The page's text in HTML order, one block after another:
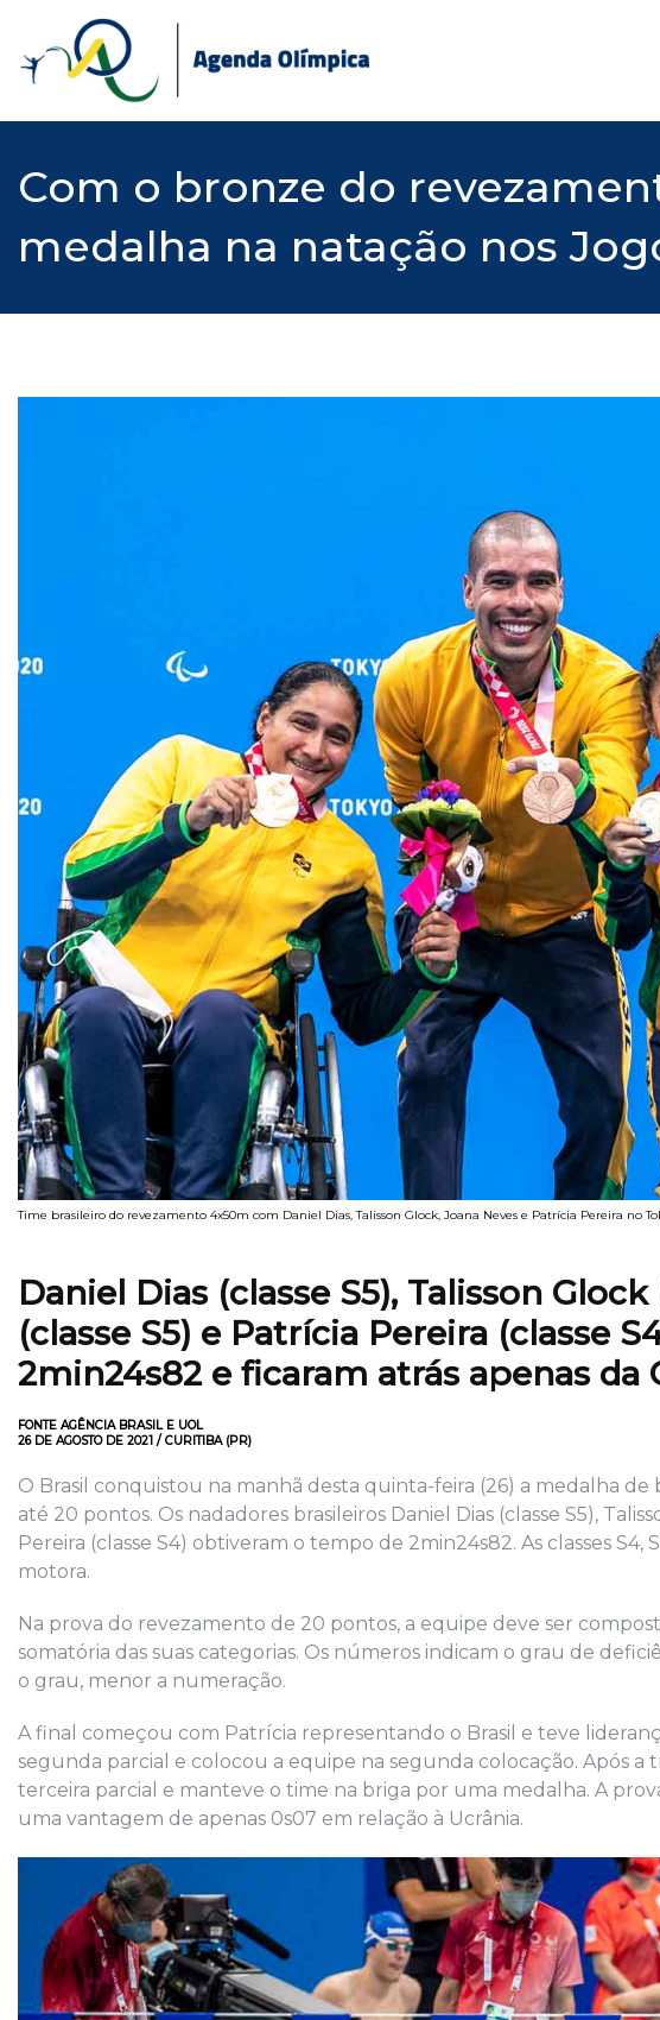
content
Com o bronze do
medalha na natação nos
Time brasileiro do revezamento 4x50m com Daniel Dias, Talisson Glock, Joana Neves e Patrícia Pereira no
Daniel Dias (classe S5), Talisson
(classe S5) e Patrícia Pereira (classe
2min24s82 e ficaram atrás apenas da
FONTE AGÊNCIA BRASIL E UOL
26 DE AGOSTO DE 2021 / CURITIBA (PR)
O Brasil conquistou na manhã desta quinta-feira (26) a medalha
até 20 pontos. Os nadadores brasileiros Daniel Dias (classe S5),
Pereira (classe S4) obtiveram o tempo de 2min24s82. As classes
motora.
Na prova do revezamento de 20 pontos, a equipe deve ser
somatória das suas categorias. Os números indicam o grau de
o grau, menor a numeração.
A final começou com Patrícia representando o Brasil e teve
segunda parcial e colocou a equipe na segunda colocação. Após a
terceira parcial e manteve o time na briga por uma medalha. A
uma vantagem de apenas 0s07 em relação à Ucrânia.